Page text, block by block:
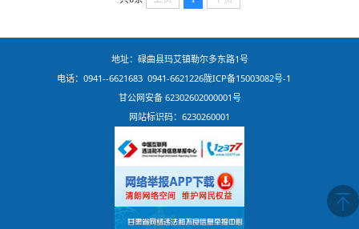
地址：碌曲县玛艾镇勒尔多东路1号
电话：0941--6621683 0941-6621226陇ICP备15003082号-1
甘公网安备 62302602000001号
网站标识码：6230260001